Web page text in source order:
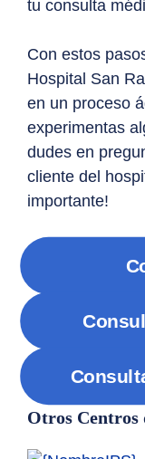
tu consulta
Con estos
Hospital San
en un proceso
experimentas
dudes en
cliente del
importante!
Otros Centros